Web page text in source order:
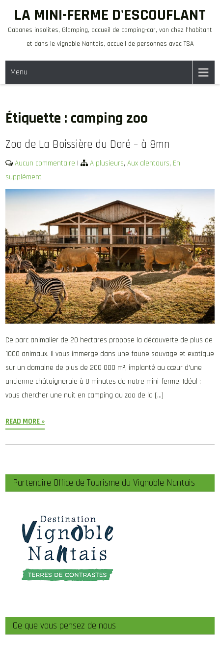
content
LA MINI-FERME D'ESCOUFLANT
Cabanes insolites, Glamping, accueil de camping-car, van chez l'habitant
et dans le vignoble Nantais, accueil de personnes avec TSA
Menu
Étiquette : camping zoo
Zoo de La Boissière du Doré – à 8mn
Aucun commentaire | A plusieurs,Aux alentours, En
supplément
Ce parc animalier de 20 hectares propose la découverte de plus de
1000 animaux. Il vous immerge dans une faune sauvage et exotique
sur un domaine de plus de 200 000 m², implanté au cœur d’une
ancienne châtaigneraie à 8 minutes de notre mini-ferme. Idéal :
vous chercher une nuit en camping au zoo de la […]
READ MORE »
Partenaire Office de Tourisme du Vignoble Nantais
Ce que vous pensez de nous